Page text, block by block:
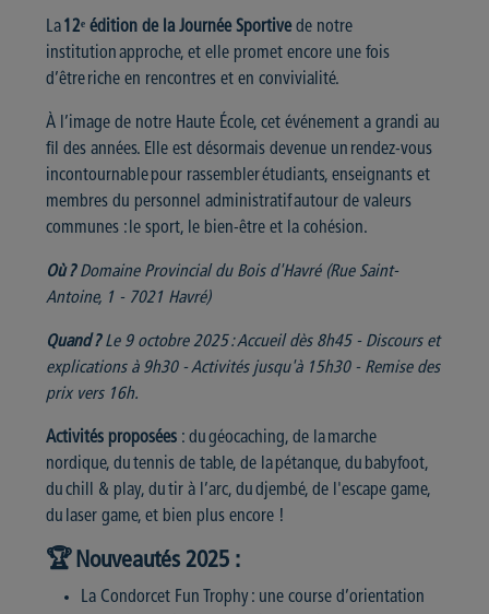
La12ᵉ édition de la Journée Sportivede notre
institution approche, et elle promet encore une fois
d’être riche en rencontres et en convivialité.
À l’image de notre Haute École, cet événement a grandi au
fil des années. Elle est désormais devenue un rendez-vous
incontournable pour rassembler étudiants, enseignants et
membres du personnel administratif autour de valeurs
communes : le sport, le bien-être et la cohésion.
Où ?Domaine Provincial du Bois d'Havré (Rue Saint-
Antoine, 1 - 7021 Havré)
Quand ?Le 9 octobre 2025 : Accueil dès 8h45 - Discours et
explications à 9h30 - Activités jusqu'à 15h30 - Remise des
prix vers 16h.
Activités proposées : du géocaching, de la marche
nordique, du tennis de table, de la pétanque, du babyfoot,
du chill & play, du tir à l’arc, du djembé, de l'escape game,
du laser game, et bien plus encore !
🏆 Nouveautés 2025 :
La Condorcet Fun Trophy : une course d’orientation